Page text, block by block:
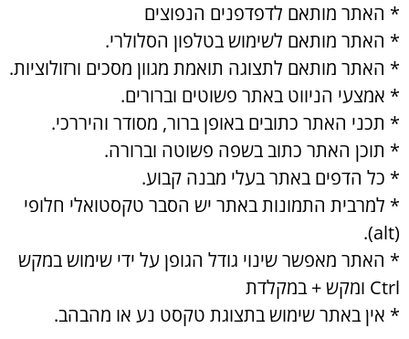
* האתר מותאם לדפדפנים הנפוצים
* האתר מותאם לשימוש בטלפון הסלולרי.
* האתר מותאם לתצוגה תואמת מגוון מסכים ורזולוציות.
* אמצעי הניווט באתר פשוטים וברורים.
* תכני האתר כתובים באופן ברור, מסודר והיררכי.
* תוכן האתר כתוב בשפה פשוטה וברורה.
* כל הדפים באתר בעלי מבנה קבוע.
* למרבית התמונות באתר יש הסבר טקסטואלי חלופי
(alt).
* האתר מאפשר שינוי גודל הגופן על ידי שימוש במקש
Ctrl ומקש + במקלדת
* אין באתר שימוש בתצוגת טקסט נע או מהבהב.